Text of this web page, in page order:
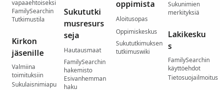
vapaaehtoiseksi
FamilySearchin
Tutkimustila
Kirkon
jäsenille
Valmiina
toimituksiin
Sukulaisnimiapu
Sukututki
musresurs
seja
Hautausmaat
FamilySearchin
hakemisto
Esivanhemman
haku
oppimista
Aloitusopas
Oppimiskeskus
Sukututkimuksen
tutkimuswiki
Sukunimien
merkityksiä
Lakikesku
s
FamilySearchin
käyttöehdot
Tietosuojailmoitus